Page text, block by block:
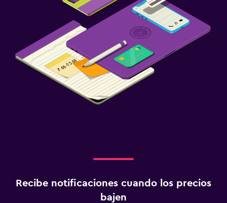
Recibe notificaciones cuando los precios
bajen